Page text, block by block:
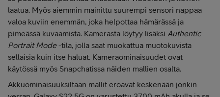
laatua. Myös aiemmin mainittu suurempi sensori nappaa
valoa kuviin enemmän, joka helpottaa hämärässä ja
pimeässä kuvaamista. Kamerasta löytyy lisäksi Authentic
Portrait Mode-tila, jolla saat muokattua muotokuvista
sellaisia kuin itse haluat. Kameraominaisuudet ovat
käytössä myös Snapchatissa näiden mallien osalta.
Akkuominaisuuksiltaan mallit eroavat keskenään jonkin